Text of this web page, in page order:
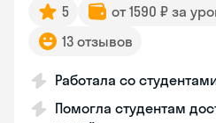
5 от 1590 ₽ за
13 отзывов
Работала со
Помогла студентам